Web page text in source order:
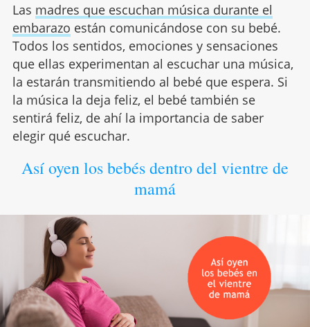
Las madres que escuchan música durante el
embarazo están comunicándose con su bebé.
Todos los sentidos, emociones y sensaciones
que ellas experimentan al escuchar una música,
la estarán transmitiendo al bebé que espera. Si
la música la deja feliz, el bebé también se
sentirá feliz, de ahí la importancia de saber
elegir qué escuchar.
Así oyen los bebés dentro del vientre de
mamá